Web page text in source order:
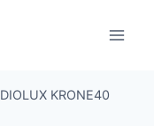
DIOLUX KRONE40